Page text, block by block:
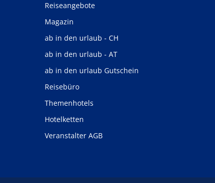
Reiseangebote
Magazin
ab in den urlaub - CH
ab in den urlaub - AT
ab in den urlaub Gutschein
Reisebüro
Themenhotels
Hotelketten
Veranstalter AGB